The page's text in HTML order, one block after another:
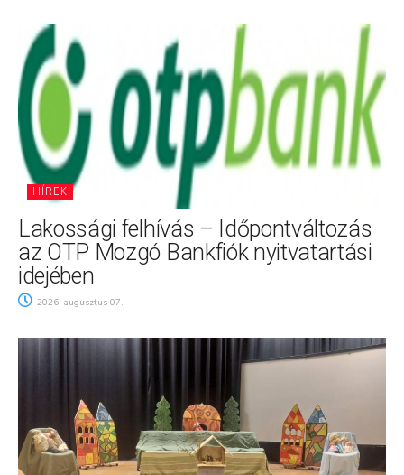
HÍREK
Lakossági felhívás – Időpontváltozás
az OTP Mozgó Bankfiók nyitvatartási
idejében
2026. augusztus 07.